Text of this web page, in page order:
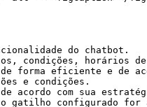
do chatbot.
condições, horários
forma eficiente e de
e condições.
acordo com sua